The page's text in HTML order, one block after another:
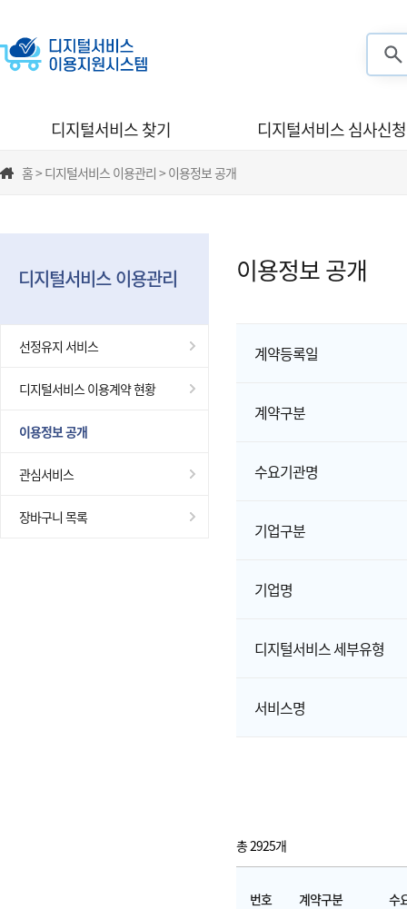
디지털서비스 찾기 디지털서비스 심사신청
홈 > 디지털서비스 이용관리 > 이용정보 공개
디지털서비스 이용관리
선정유지 서비스
디지털서비스 이용계약 현황
이용정보 공개
관심서비스
장바구니 목록
이용정보 공개
계약등록일
계약구분
수요기관명
기업구분
기업명
디지털서비스 세부유형
서비스명
총 2925개
번호 계약구분 수